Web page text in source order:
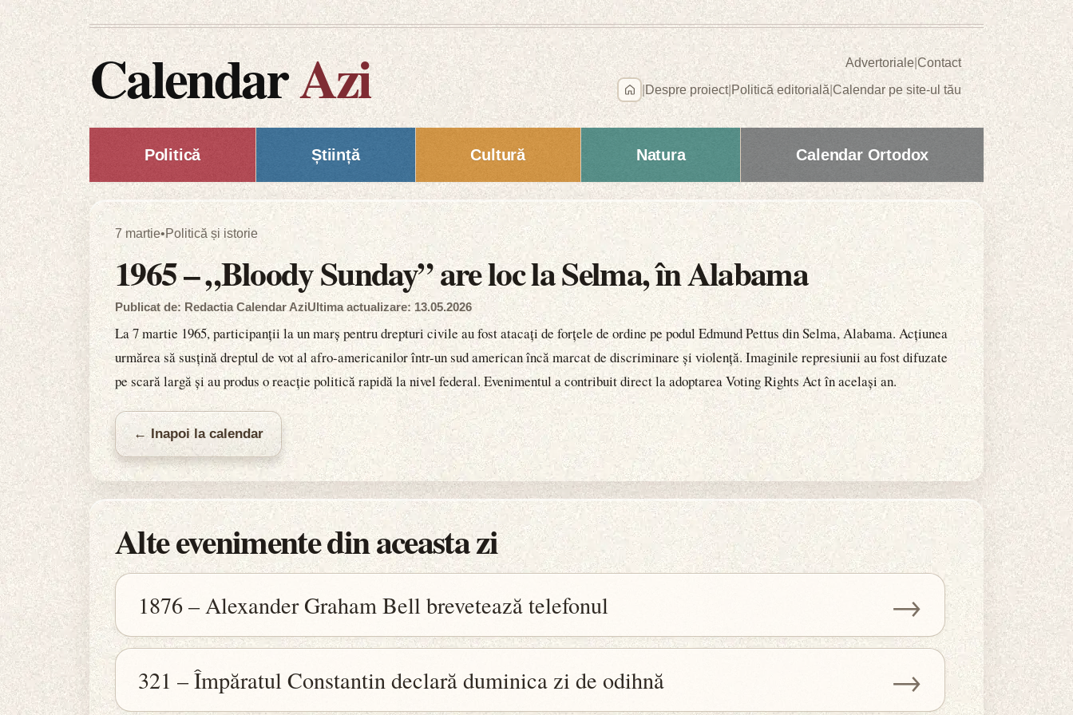
CalendarAzi Advertoriale|Contact
Despre proiect| Politică editorială|Calendar pe site-ul tău
Politică Știință Cultură Natura Calendar Ortodox
7 martie•Politică și istorie
1965 – „Bloody Sunday” are loc la Selma, în Alabama
Publicat de: Redactia Calendar AziUltima actualizare: 13.05.2026
La 7 martie 1965, participanții la un marș pentru drepturi civile au fost atacați de forțele de ordine pe podul Edmund Pettus din Selma, Alabama. Acțiunea
urmărea să susțină dreptul de vot al afro-americanilor într-un sud american încă marcat de discriminare și violență. Imaginile represiunii au fost difuzate
pe scară largă și au produs o reacție politică rapidă la nivel federal. Evenimentul a contribuit direct la adoptarea Voting Rights Act în același an.
← Inapoi la calendar
Alte evenimente din aceasta zi
1876 – Alexander Graham Bell brevetează telefonul →
321 – Împăratul Constantin declară duminica zi de odihnă →